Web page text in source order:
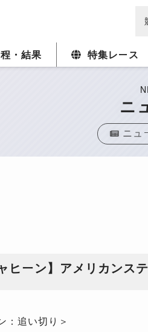
・結果 特集レース
ニ
ニュ
ヒーン】アメリカン
：追い切り＞